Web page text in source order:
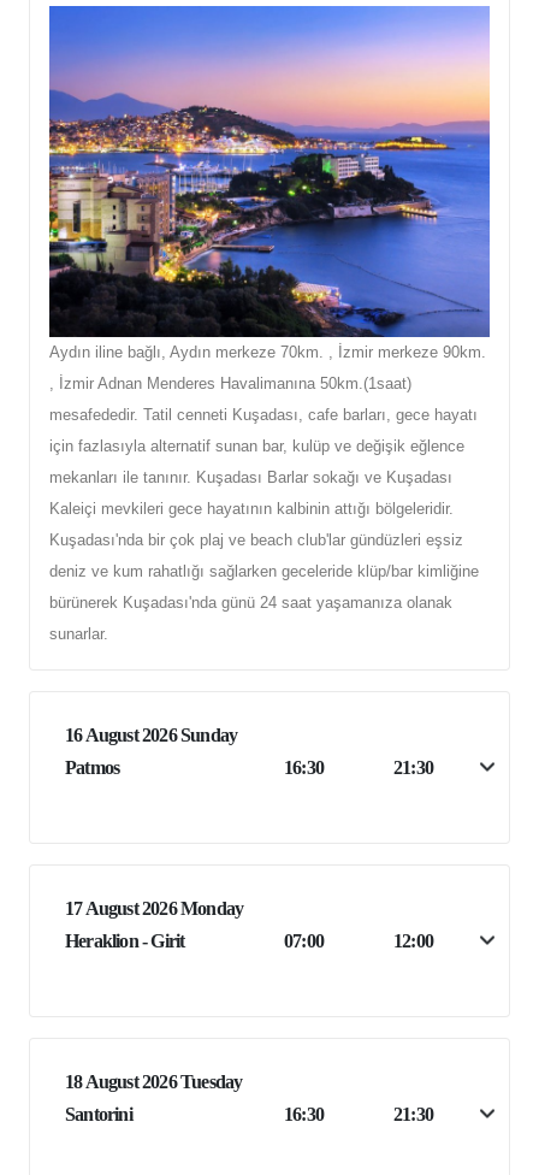
Aydın iline bağlı, Aydın merkeze 70km. , İzmir merkeze 90km.
, İzmir Adnan Menderes Havalimanına 50km.(1saat)
mesafededir. Tatil cenneti Kuşadası, cafe barları, gece hayatı
için fazlasıyla alternatif sunan bar, kulüp ve değişik eğlence
mekanları ile tanınır. Kuşadası Barlar sokağı ve Kuşadası
Kaleiçi mevkileri gece hayatının kalbinin attığı bölgeleridir.
Kuşadası'nda bir çok plaj ve beach club'lar gündüzleri eşsiz
deniz ve kum rahatlığı sağlarken geceleride klüp/bar kimliğine
bürünerek Kuşadası'nda günü 24 saat yaşamanıza olanak
sunarlar.
16 August 2026 Sunday
Patmos
16:30 21:30
17 August 2026 Monday
Heraklion - Girit
07:00 12:00
18 August 2026 Tuesday
Santorini
16:30 21:30